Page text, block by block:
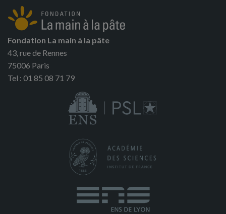
Fondation La main à la pâte
43, rue de Rennes
75006 Paris
Tel : 01 85 08 71 79